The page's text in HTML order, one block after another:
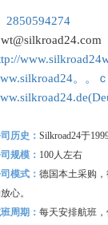
2850594274
wt@silkroad24.com
。。
历史： Silkroad24于
规模： 100人左右
模式： 德国本土采购
心。
周期： 每天安排航班，